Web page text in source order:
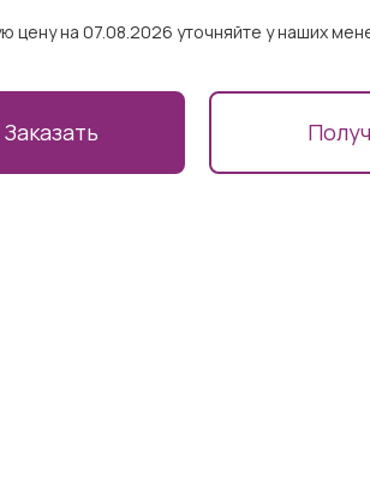
цену на 07.08.2026 уточняйте у наших
Заказать